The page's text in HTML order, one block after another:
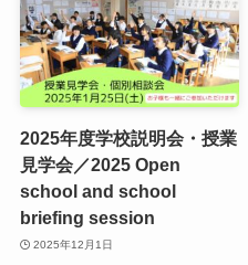
2025年度学校説明会・授業
見学会／2025 Open
school and school
briefing session
2025年12月1日